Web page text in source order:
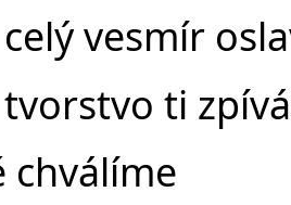
vesmír
ti
chválíme